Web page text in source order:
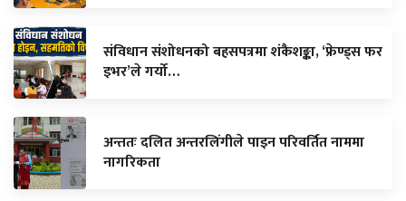
संविधान संशोधनको बहसपत्रमा शंकैशङ्का, ‘फ्रेण्ड्स फर
इभर’ले गर्यो…
अन्ततः दलित अन्तरलिंगीले पाइन परिवर्तित नाममा
नागरिकता